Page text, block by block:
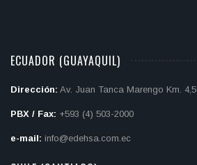
ECUADOR (GUAYAQUIL)
Dirección: Av. Juan Tanca Marengo Km. 4,5
PBX / Fax: +593 (4) 503-2000
e-mail: info@edehsa.com.ec